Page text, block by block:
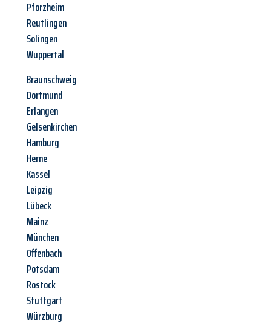
Pforzheim
Reutlingen
Solingen
Wuppertal
Braunschweig
Dortmund
Erlangen
Gelsenkirchen
Hamburg
Herne
Kassel
Leipzig
Lübeck
Mainz
München
Offenbach
Potsdam
Rostock
Stuttgart
Würzburg